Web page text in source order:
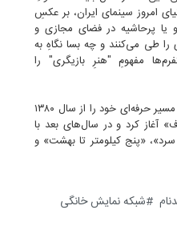
امروز سینمای ایران، بر عکسِ
و یا پرحاشیه‌ در فضای مجازی و
طی می‌کنند و چه بسا نگاهِ به
مفهومِ "هنرِ بازیگری" را
سولماز غنی، متولد ۱۳۵۶ در تهران، مسیر حرفه‌ای خود را از سال ۱۳۸۰
آغاز کرد و در سال‌های بعد با
«پنج کیلومتر تا بهشت» و
شبکه نمایش خانگی